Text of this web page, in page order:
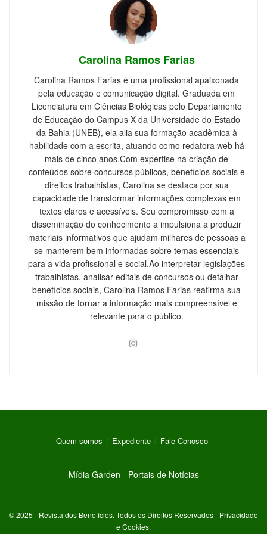
Carolina Ramos Farias
Carolina Ramos Farias é uma profissional apaixonada
pela educação e comunicação digital. Graduada em
Licenciatura em Ciências Biológicas pelo Departamento
de Educação do Campus X da Universidade do Estado
da Bahia (UNEB), ela alia sua formação acadêmica à
habilidade com a escrita, atuando como redatora web há
mais de cinco anos.Com expertise na criação de
conteúdos sobre concursos públicos, benefícios sociais e
direitos trabalhistas, Carolina se destaca por sua
capacidade de transformar informações complexas em
textos claros e acessíveis. Seu compromisso com a
disseminação do conhecimento a impulsiona a produzir
materiais informativos que ajudam milhares de pessoas a
se manterem bem informadas sobre temas essenciais
para a vida profissional e social.Ao interpretar legislações
trabalhistas, analisar editais de concursos ou detalhar
benefícios sociais, Carolina Ramos Farias reafirma sua
missão de tornar a informação mais compreensível e
relevante para o público.
Quem somos Expediente Fale Conosco
Mídia Garden - Portais de Notícias
© 2025 - Revista dos Benefícios. Todos os Direitos Reservados - Privacidade
e Cookies.